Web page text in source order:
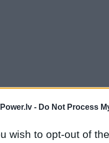
- Do Not Process
wish to opt-out of